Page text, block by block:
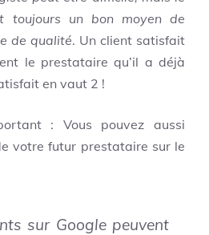
toujours un bon moyen de
de qualité. Un client satisfait
le prestataire qu’il a déjà
en vaut 2 !
: Vous pouvez aussi
votre futur prestataire sur le
sur Google peuvent